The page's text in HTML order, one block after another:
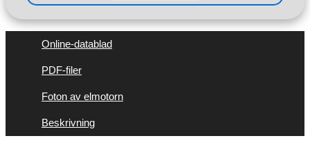
Online-datablad
PDF-filer
Foton av elmotorn
Beskrivning